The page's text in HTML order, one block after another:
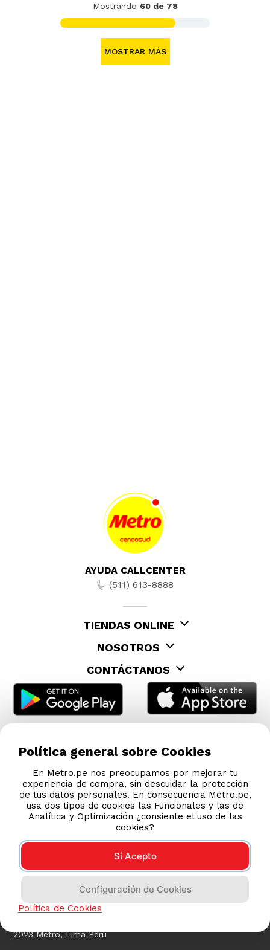
Mostrando 60 de 78
MOSTRAR MÁS
AYUDA CALLCENTER
(511) 613-8888
TIENDAS ONLINE
NOSOTROS
CONTÁCTANOS
COMPRAS 100% SEGURAS
Esta tienda usa Niubiz para realizar transacciones
electrónicas.
2023 Metro, Lima Perú
Política general sobre Cookies
En Metro.pe nos preocupamos por mejorar tu
experiencia de compra, sin descuidar la protección
de tus datos personales. En consecuencia Metro.pe,
usa dos tipos de cookies las Funcionales y las de
Analítica y Optimización ¿consiente el uso de las
cookies?
Sí Acepto
Configuración de Cookies
Política de Cookies